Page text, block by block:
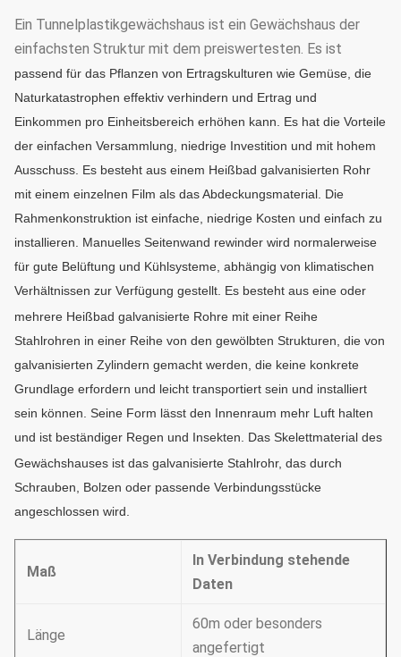
Ein Tunnelplastikgewächshaus ist ein Gewächshaus der
einfachsten Struktur mit dem preiswertesten. Es ist
passend für das Pflanzen von Ertragskulturen wie Gemüse, die
Naturkatastrophen effektiv verhindern und Ertrag und
Einkommen pro Einheitsbereich erhöhen kann. Es hat die Vorteile
der einfachen Versammlung, niedrige Investition und mit hohem
Ausschuss. Es besteht aus einem Heißbad galvanisierten Rohr
mit einem einzelnen Film als das Abdeckungsmaterial. Die
Rahmenkonstruktion ist einfache, niedrige Kosten und einfach zu
installieren. Manuelles Seitenwand rewinder wird normalerweise
für gute Belüftung und Kühlsysteme, abhängig von klimatischen
Verhältnissen zur Verfügung gestellt. Es besteht aus eine oder
mehrere Heißbad galvanisierte Rohre mit einer Reihe
Stahlrohren in einer Reihe von den gewölbten Strukturen, die von
galvanisierten Zylindern gemacht werden, die keine konkrete
Grundlage erfordern und leicht transportiert sein und installiert
sein können. Seine Form lässt den Innenraum mehr Luft halten
und ist beständiger Regen und Insekten.
Das Skelettmaterial des
Gewächshauses ist das galvanisierte Stahlrohr, das durch
Schrauben, Bolzen oder passende Verbindungsstücke
angeschlossen wird.
Maß
In Verbindung stehende
Daten
Länge
60m oder besonders
angefertigt